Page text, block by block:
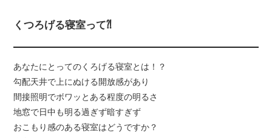
くつろげる寝室って⁈
あなたにとってのくろげる寝室とは！？
勾配天井で上にぬける開放感があり
間接照明でボワッとある程度の明るさ
地窓で日中も明る過ぎず暗すぎず
おこもり感のある寝室はどうですか？